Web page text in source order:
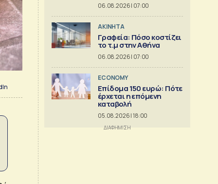
06.08.2026 | 07:00
ΑΚΙΝΗΤΑ
Γραφεία: Πόσο κοστίζει
το τ.μ στην Αθήνα
06.08.2026 | 07:00
ECONOMY
Επίδομα 150 ευρώ: Πότε
έρχεται η επόμενη
καταβολή
05.08.2026 | 18:00